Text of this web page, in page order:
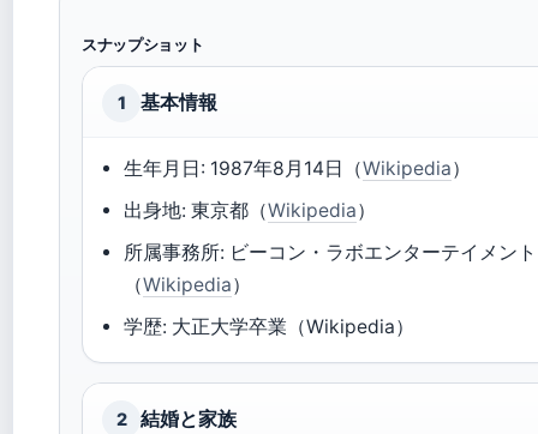
スナップショット
1 基本情報
生年月日: 1987年8月14日（Wikipedia）
出身地: 東京都（Wikipedia）
所属事務所: ビーコン・ラボエンターテイメント
（Wikipedia）
学歴: 大正大学卒業（Wikipedia）
2 結婚と家族